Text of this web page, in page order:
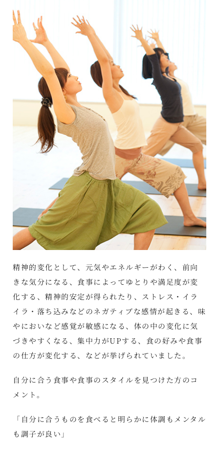
精神的変化として、元気やエネルギーがわく、前向
きな気分になる、食事によってゆとりや満足度が変
化する、精神的安定が得られたり、ストレス・イラ
イラ・落ち込みなどのネガティブな感情が起きる、味
やにおいなど感覚が敏感になる、体の中の変化に気
づきやすくなる、集中力がUPする、食の好みや食事
の仕方が変化する、などが挙げられていました。
自分に合う食事や食事のスタイルを見つけた方のコ
メント。
「自分に合うものを食べると明らかに体調もメンタル
も調子が良い」